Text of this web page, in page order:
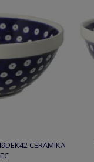
CERAMIKA